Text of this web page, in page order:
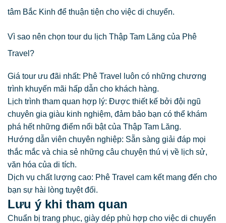
tâm Bắc Kinh để thuận tiện cho việc di chuyển.
Vì sao nên chọn tour du lịch Thập Tam Lăng của Phê
Travel?
Giá tour ưu đãi nhất: Phê Travel luôn có những chương
trình khuyến mãi hấp dẫn cho khách hàng.
Lịch trình tham quan hợp lý: Được thiết kế bởi đội ngũ
chuyên gia giàu kinh nghiệm, đảm bảo bạn có thể khám
phá hết những điểm nổi bật của Thập Tam Lăng.
Hướng dẫn viên chuyên nghiệp: Sẵn sàng giải đáp mọi
thắc mắc và chia sẻ những câu chuyện thú vị về lịch sử,
văn hóa của di tích.
Dịch vụ chất lượng cao: Phê Travel cam kết mang đến cho
bạn sự hài lòng tuyệt đối.
Lưu ý khi tham quan
Chuẩn bị trang phục, giày dép phù hợp cho việc di chuyển